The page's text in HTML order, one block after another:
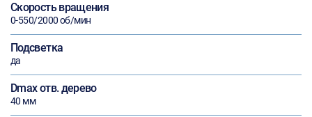
Скорость вращения
0-550/2000 об/мин
Подсветка
да
Dmax отв. дерево
40 мм